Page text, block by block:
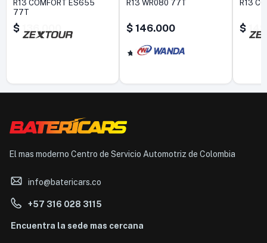
R13 COMFORT ES655
77T
$
R13 WR080 77T
$ 146.000
5,0
R13
$
El mas moderno Centro de Servicio Automotriz de Colombia
info@batericars.co
+57 316 028 3115
Encuentra la sede mas cercana